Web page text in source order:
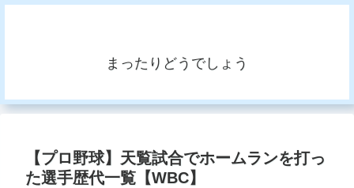
まったりどうでしょう
【プロ野球】天覧試合でホームランを打っ
た選手歴代一覧【WBC】